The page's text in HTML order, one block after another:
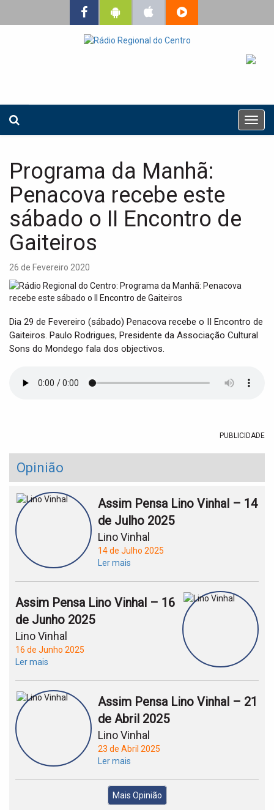
T
o
Programa da Manhã:
Penacova recebe este
sábado o II Encontro de
Gaiteiros
26 de Fevereiro 2020
Dia 29 de Fevereiro (sábado) Penacova recebe o II Encontro de
Gaiteiros. Paulo Rodrigues, Presidente da Associação Cultural
Sons do Mondego fala dos objectivos.
PUBLICIDADE
Opinião
Assim Pensa Lino Vinhal – 14
de Julho 2025
Lino Vinhal
14 de Julho 2025
Ler mais
Assim Pensa Lino Vinhal – 16
de Junho 2025
Lino Vinhal
16 de Junho 2025
Ler mais
Assim Pensa Lino Vinhal – 21
de Abril 2025
Lino Vinhal
23 de Abril 2025
Ler mais
Mais Opinião